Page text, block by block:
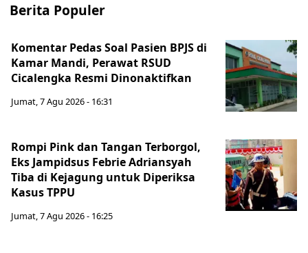
Berita Populer
Komentar Pedas Soal Pasien BPJS di
Kamar Mandi, Perawat RSUD
Cicalengka Resmi Dinonaktifkan
Jumat, 7 Agu 2026 - 16:31
Rompi Pink dan Tangan Terborgol,
Eks Jampidsus Febrie Adriansyah
Tiba di Kejagung untuk Diperiksa
Kasus TPPU
Jumat, 7 Agu 2026 - 16:25